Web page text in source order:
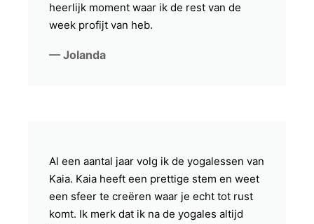
heerlijk moment waar ik de rest van de
week profijt van heb.
— Jolanda
Al een aantal jaar volg ik de yogalessen van
Kaia. Kaia heeft een prettige stem en weet
een sfeer te creëren waar je echt tot rust
komt. Ik merk dat ik na de yogales altijd